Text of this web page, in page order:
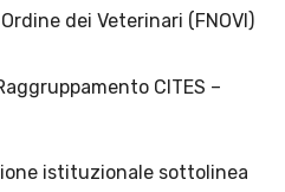
dei Veterinari (FNOVI)
CITES –
istituzionale sottolinea